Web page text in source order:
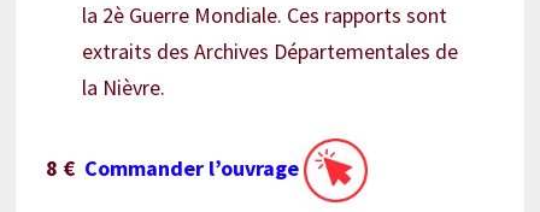
la 2è Guerre Mondiale. Ces rapports sont
extraits des Archives Départementales de
la Nièvre.
8 € Commander l’ouvrage